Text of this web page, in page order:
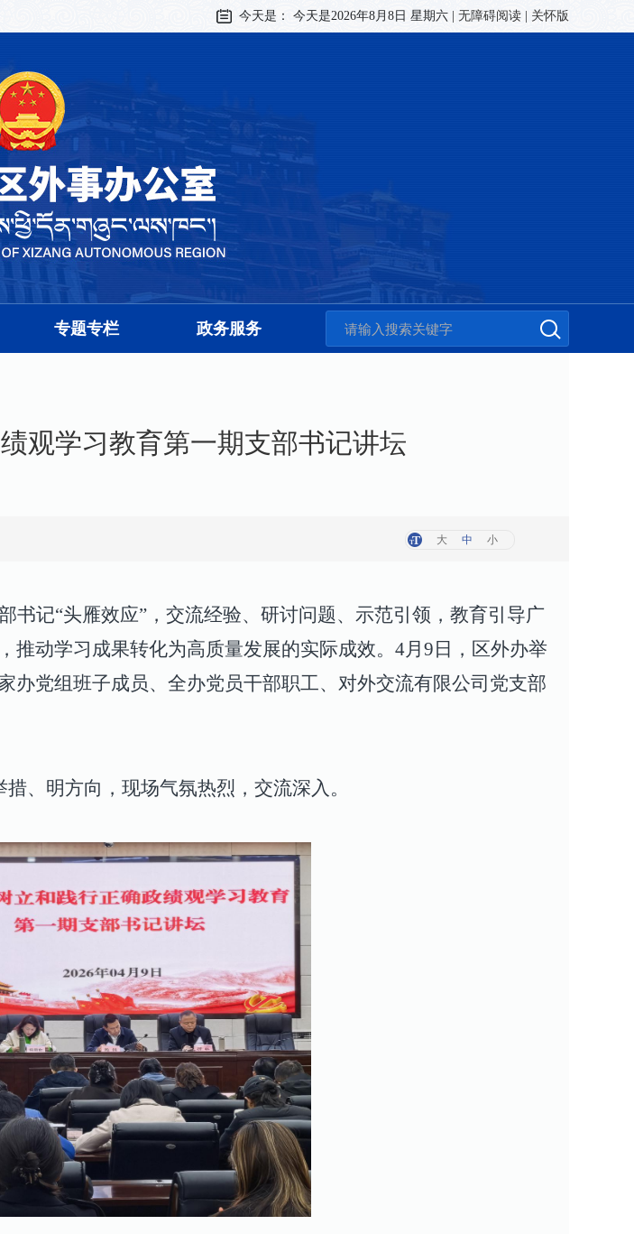
今天是： 今天是2026年8月8日 星期六 无障碍阅读 关怀版
专题专栏 政务服务
观学习教育第一期支部书记讲坛
大 中 小
书记“头雁效应”，交流经验、研讨问题、示范引领，教育引导广
推动学习成果转化为高质量发展的实际成效。 4月 9 日，区外办举
办党组班子成员、全办党员干部职工、对外交流有限公司党支部
、明方向，现场气氛热烈，交流深入。